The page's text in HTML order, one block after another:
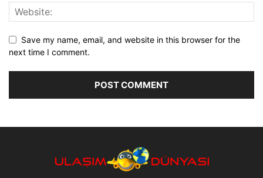
Save my name, email, and website in this browser for the
next time I comment.